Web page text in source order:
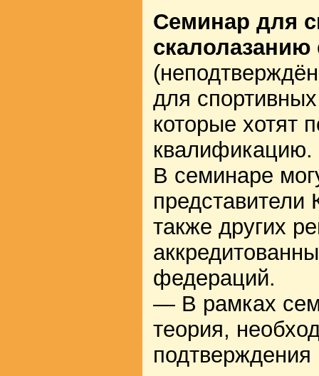
Семинар для
скалолазанию
для
которые хотят
квалификацию.
В семинаре
представители
также других
федераций.
— В рамках
теория,